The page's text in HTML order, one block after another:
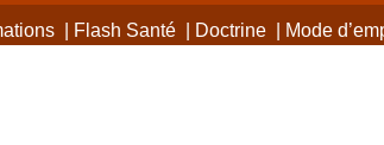
| Flash Santé| Doctrine| Mode